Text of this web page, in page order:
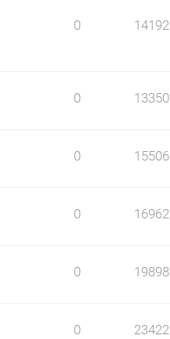
0 14192
0 13350
0 15506
0 16962
0 19898
0 23422